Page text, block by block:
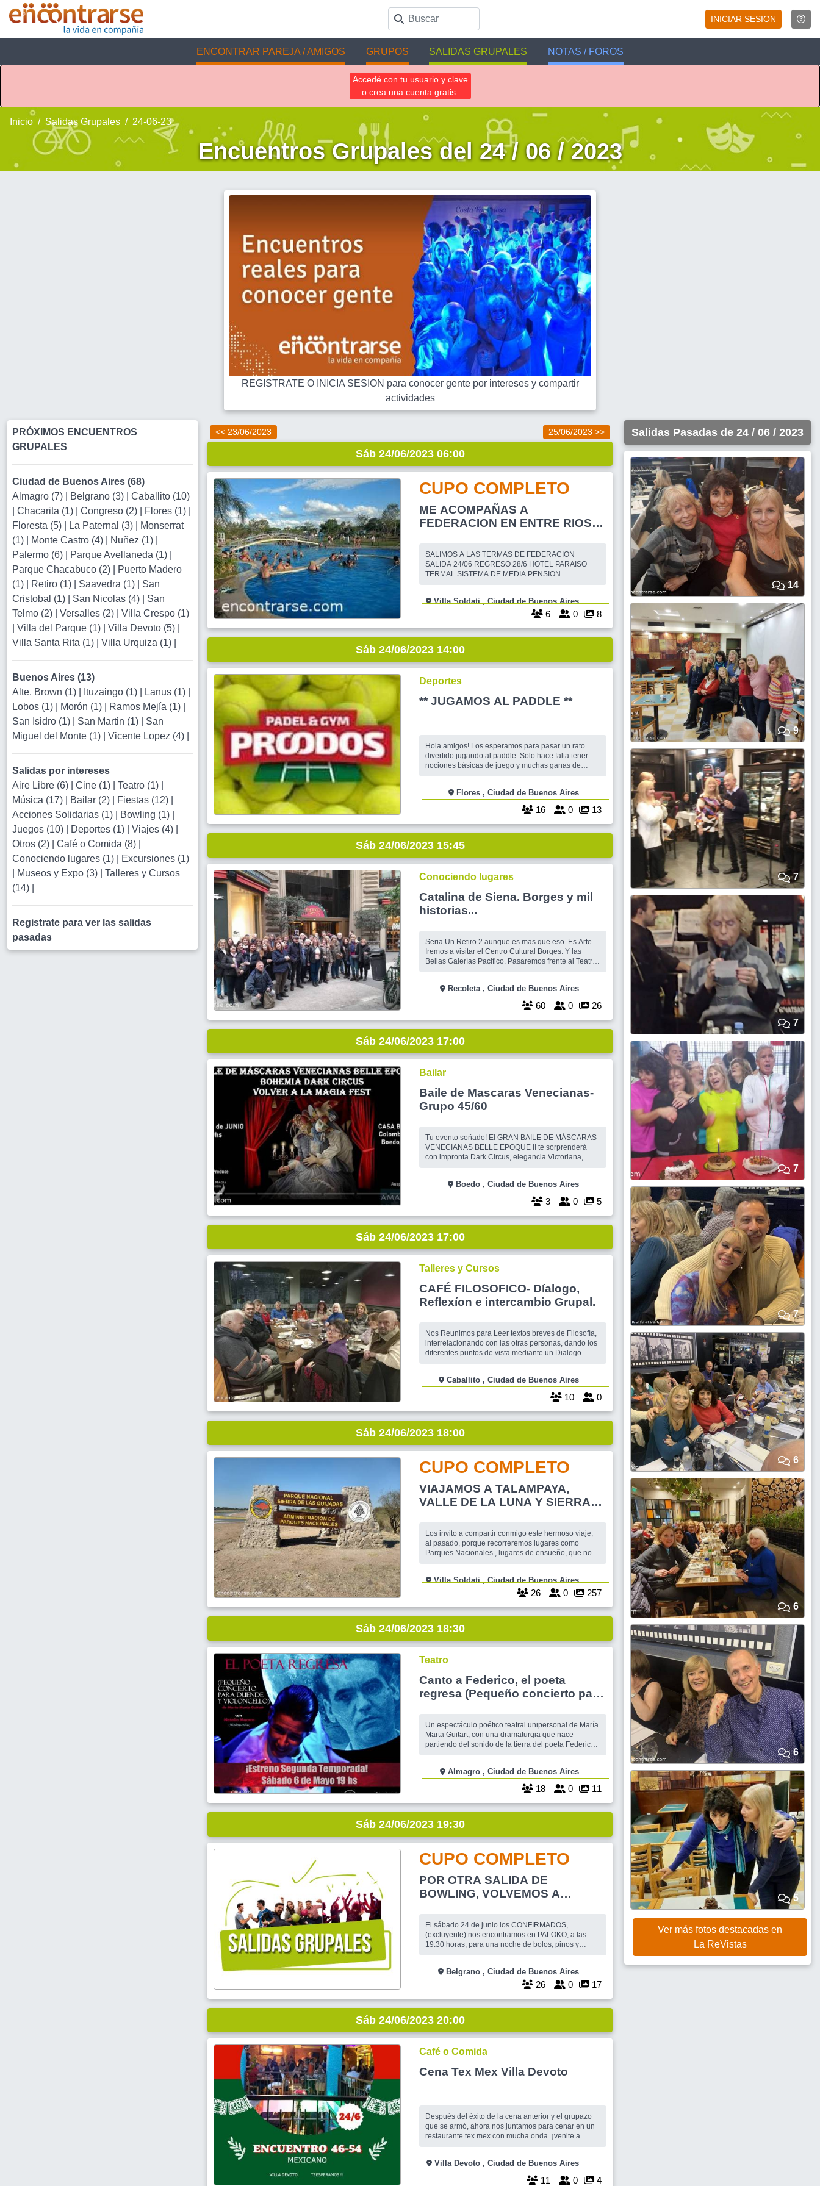
INICIAR SESION
ENCONTRAR PAREJA / AMIGOS GRUPOS SALIDAS GRUPALES NOTAS / FOROS
Accedé con tu usuario y clave
o crea una cuenta gratis.
Inicio Salidas Grupales 24-06-23
Encuentros Grupales del 24 / 06 / 2023
REGISTRATE O INICIA SESION para conocer gente por intereses y compartir
actividades
PRÓXIMOS ENCUENTROS
GRUPALES
Ciudad de Buenos Aires (68)
Almagro (7)
Belgrano (3)
Caballito (10)
Chacarita (1) Congreso (2) Flores (1)
Floresta (5)
La Paternal (3)
Monserrat
(1)
Monte Castro (4) Nuñez (1)
Palermo (6)
Parque Avellaneda (1)
Parque Chacabuco (2)
Puerto Madero
(1)
Retiro (1) Saavedra (1)
San
Cristobal (1)
San Nicolas (4)
San
Telmo (2)
Versalles (2)
Villa Crespo (1)
Villa del Parque (1) Villa Devoto (5)
Villa Santa Rita (1)
Villa Urquiza (1)
Buenos Aires (13)
Alte. Brown (1)
Ituzaingo (1) Lanus (1)
Lobos (1)
Morón (1) Ramos Mejía (1)
San Isidro (1)
San Martin (1)
San
Miguel del Monte (1)
Vicente Lopez (4)
Salidas por intereses
Aire Libre (6)
Cine (1) Teatro (1)
Música (17)
Bailar (2) Fiestas (12)
Acciones Solidarias (1)
Bowling (1)
Juegos (10)
Deportes (1) Viajes (4)
Otros (2)
Café o Comida (8)
Conociendo lugares (1)
Excursiones (1)
Museos y Expo (3)
Talleres y Cursos
(14)
Registrate para ver las salidas
pasadas
<< 23/06/2023 25/06/2023 >>
Sáb 24/06/2023 06:00
CUPO COMPLETO
ME ACOMPAÑAS A
FEDERACION EN ENTRE RIOS
!!!
SALIMOS A LAS TERMAS DE FEDERACION
SALIDA 24/06 REGRESO 28/6 HOTEL PARAISO
TERMAL SISTEMA DE MEDIA PENSION
PARA DESAYUNAR COORDINACION SON 5 DIAS
TERMAL UBICADO EN LA PARTE
Villa Soldati , Ciudad de Buenos Aires
6 0 8
Sáb 24/06/2023 14:00
Deportes
** JUGAMOS AL PADDLE **
Hola amigos! Los esperamos para pasar un rato
divertido jugando al paddle. Solo hace falta tener
nociones básicas de juego y muchas ganas de
una. Te esperamos !! Cris y Betita
Flores , Ciudad de Buenos Aires
16 0 13
Sáb 24/06/2023 15:45
Conociendo lugares
Catalina de Siena. Borges y mil
historias...
Seria Un Retiro 2 aunque es mas que eso. Es Arte
Iremos a visitar el Centro Cultural Borges. Y las
Bellas Galerías Pacifico. Pasaremos frente al Teatro
Rectorado de La UBA y sus historias. Recorreremos
el palacio de las cuevas. Veremos por dentr
Recoleta , Ciudad de Buenos Aires
60 0 26
Sáb 24/06/2023 17:00
Bailar
Baile de Mascaras Venecianas-
Grupo 45/60
Tu evento soñado! El GRAN BAILE DE MÁSCARAS
VENECIANAS BELLE EPOQUE II te sorprenderá
con impronta Dark Circus, elegancia Victoriana,
que estabas esperando para disfrutar un Sábado
inolvidable con tus amistades, pareja y en familia, en
Boedo , Ciudad de Buenos Aires
3 0 5
Sáb 24/06/2023 17:00
Talleres y Cursos
CAFÉ FILOSOFICO- Díalogo,
Reflexíon e intercambio Grupal.
Nos Reunimos para Leer textos breves de Filosofía,
interrelacionando con las otras personas, dando los
diferentes puntos de vista mediante un Dialogo
algo para saborear! Vamos a recorrer las ideas de
los más grandes pensadores clásicos. Come
Caballito , Ciudad de Buenos Aires
10 0
Sáb 24/06/2023 18:00
CUPO COMPLETO
VIAJAMOS A TALAMPAYA,
VALLE DE LA LUNA Y SIERRA
Los invito a compartir conmigo este hermoso viaje,
al pasado, porque recorreremos lugares como
Parques Nacionales , lugares de ensueño, que nos
PROVINCIAS, SAN LUIS, LA RIOJA, Y SAN JUAN...
VIAJAMOS EN BUS SEMI CAMA, CON SERV. A BO
Villa Soldati , Ciudad de Buenos Aires
26 0 257
Sáb 24/06/2023 18:30
Teatro
Canto a Federico, el poeta
regresa (Pequeño concierto para
Un espectáculo poético teatral unipersonal de María
Marta Guitart, con una dramaturgia que nace
partiendo del sonido de la tierra del poeta Federico
pandemia, llega ahora con el hermoso desafío de
ser llevado a escena en La Gloria Teatral. Una actri
Almagro , Ciudad de Buenos Aires
18 0 11
Sáb 24/06/2023 19:30
CUPO COMPLETO
POR OTRA SALIDA DE
BOWLING, VOLVEMOS A
El sábado 24 de junio los CONFIRMADOS,
(excluyente) nos encontramos en PALOKO, a las
19:30 horas, para una noche de bolos, pinos y
los turnos correspondientes Finalizado el juego de
todos los equipos, los que asi lo deseen, iremos a
Belgrano , Ciudad de Buenos Aires
26 0 17
Sáb 24/06/2023 20:00
Café o Comida
Cena Tex Mex Villa Devoto
Después del éxito de la cena anterior y el grupazo
que se armó, ahora nos juntamos para cenar en un
restaurante tex mex con mucha onda. ¡venite a
Villa Devoto , Ciudad de Buenos Aires
11 0 4
Salidas Pasadas de 24 / 06 / 2023
14
9
7
7
7
7
6
6
6
5
Ver más fotos destacadas en
La ReVistas